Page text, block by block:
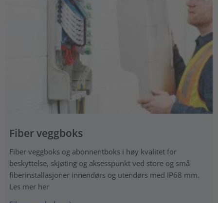
Fiber veggboks
Fiber veggboks og abonnentboks i høy kvalitet for
beskyttelse, skjøting og aksesspunkt ved store og små
fiberinstallasjoner innendørs og utendørs med IP68 mm.
Les mer her